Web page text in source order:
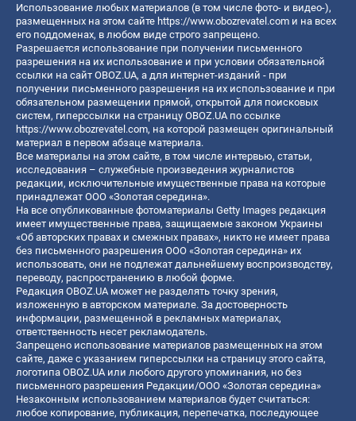
Использование любых материалов (в том числе фото- и видео-),
размещенных на этом сайте https://www.obozrevatel.com и на всех
его поддоменах, в любом виде строго запрещено.
Разрешается использование при получении письменного
разрешения на их использование и при условии обязательной
ссылки на сайт OBOZ.UA, а для интернет-изданий - при
получении письменного разрешения на их использование и при
обязательном размещении прямой, открытой для поисковых
систем, гиперссылки на страницу OBOZ.UA по ссылке
https://www.obozrevatel.com, на которой размещен оригинальный
материал в первом абзаце материала.
Все материалы на этом сайте, в том числе интервью, статьи,
исследования – служебные произведения журналистов
редакции, исключительные имущественные права на которые
принадлежат ООО «Золотая середина».
На все опубликованные фотоматериалы Getty Images редакция
имеет имущественные права, защищаемые законом Украины
«Об авторских правах и смежных правах», никто не имеет права
без письменного разрешения ООО «Золотая середина» их
использовать, они не подлежат дальнейшему воспроизводству,
переводу, распространению в любой форме.
Редакция OBOZ.UA может не разделять точку зрения,
изложенную в авторском материале. За достоверность
информации, размещенной в рекламных материалах,
ответственность несет рекламодатель.
Запрещено использование материалов размещенных на этом
сайте, даже с указанием гиперссылки на страницу этого сайта,
логотипа OBOZ.UA или любого другого упоминания, но без
письменного разрешения Редакции/ООО «Золотая середина»
Незаконным использованием материалов будет считаться:
любое копирование, публикация, перепечатка, последующее